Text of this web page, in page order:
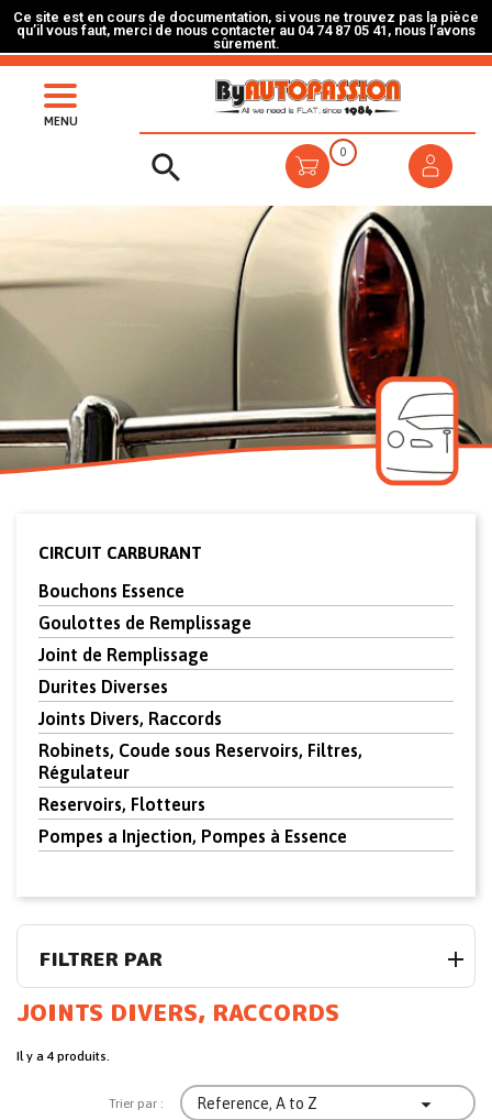
Ce site est en cours de documentation, si vous ne trouvez pas la pièce
qu’il vous faut, merci de nous contacter au 04 74 87 05 41, nous l’avons
sûrement.
MENU
 0
CIRCUIT CARBURANT
Bouchons Essence
Goulottes de Remplissage
Joint de Remplissage
Durites Diverses
Joints Divers, Raccords
Robinets, Coude sous Reservoirs, Filtres,
Régulateur
Reservoirs, Flotteurs
Pompes a Injection, Pompes à Essence
FILTRER PAR
JOINTS DIVERS, RACCORDS
Il y a 4 produits.
Trier par : Reference, A to Z 